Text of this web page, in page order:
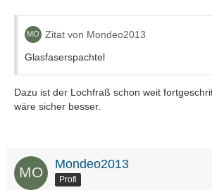
Zitat von Mondeo2013
Glasfaserspachtel
Dazu ist der Lochfraß schon weit
wäre sicher besser.
Mondeo2013
Profi